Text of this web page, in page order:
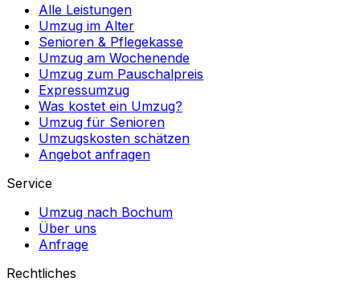
Alle Leistungen
Umzug im Alter
Senioren & Pflegekasse
Umzug am Wochenende
Umzug zum Pauschalpreis
Expressumzug
Was kostet ein Umzug?
Umzug für Senioren
Umzugskosten schätzen
Angebot anfragen
Service
Umzug nach Bochum
Über uns
Anfrage
Rechtliches